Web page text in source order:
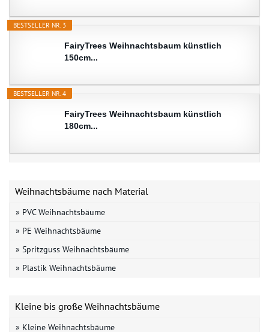
BESTSELLER NR. 3
FairyTrees Weihnachtsbaum künstlich
150cm...
BESTSELLER NR. 4
FairyTrees Weihnachtsbaum künstlich
180cm...
Weihnachtsbäume nach Material
» PVC Weihnachtsbäume
» PE Weihnachtsbäume
» Spritzguss Weihnachtsbäume
» Plastik Weihnachtsbäume
Kleine bis große Weihnachtsbäume
» Kleine Weihnachtsbäume